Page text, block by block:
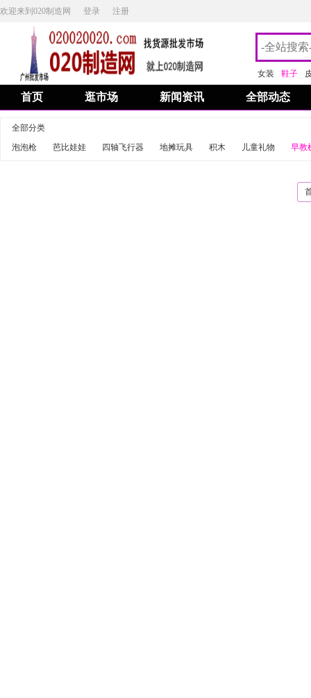
欢迎来到020制造网 登录 注册
女装 鞋子
首页 逛市场 新闻资讯 全部动态
全部分类
泡泡枪
芭比娃娃 四轴飞行器 地摊玩具 积木 儿童礼物 早教